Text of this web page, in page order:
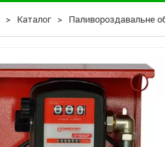
> Каталог > Паливороздавальне